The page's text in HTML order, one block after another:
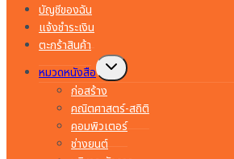
บัญชีของฉัน
แจ้งชำระเงิน
ตะกร้าสินค้า
หมวดหนังสือ
Toggle
child
menu
ก่อสร้าง
คณิตศาสตร์-สถิติ
คอมพิวเตอร์
ช่างยนต์